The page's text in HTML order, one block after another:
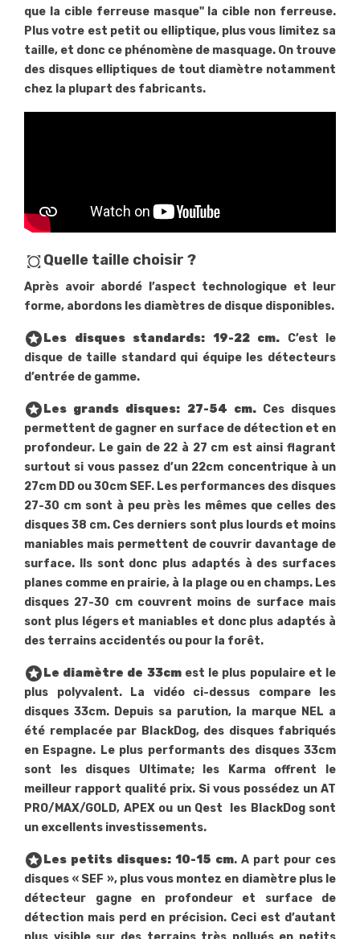
que la cible ferreuse masque" la cible non ferreuse.
Plus votre est petit ou elliptique, plus vous limitez sa
taille, et donc ce phénomène de masquage. On trouve
des disques elliptiques de tout diamètre notamment
chez la plupart des fabricants.
all_outQuelle taille choisir ?
Après avoir abordé l’aspect technologique et leur
forme, abordons les diamètres de disque disponibles.
stars Les disques standards: 19-22 cm. C’est le
disque de taille standard qui équipe les détecteurs
d’entrée de gamme.
stars Les grands disques: 27-54 cm.Ces disques
permettent de gagner en surface de détection et en
profondeur. Le gain de 22 à 27 cm est ainsi flagrant
surtout si vous passez d’un 22cm concentrique à un
27cm DD ou 30cm SEF. Les performances des disques
27-30 cm sont à peu près les mêmes que celles des
disques 38 cm. Ces derniers sont plus lourds et moins
maniables mais permettent de couvrir davantage de
surface. Ils sont donc plus adaptés à des surfaces
planes comme en prairie, à la plage ou en champs. Les
disques 27-30 cm couvrent moins de surface mais
sont plus légers et maniables et donc plus adaptés à
des terrains accidentés ou pour la forêt.
stars Le diamètre de 33cmest le plus populaire et le
plus polyvalent. La vidéo ci-dessus compare les
disques 33cm. Depuis sa parution, la marque NEL a
été remplacée par BlackDog, des disques fabriqués
en Espagne. Le plus performants des disques 33cm
sont les disques Ultimate; les Karma offrent le
meilleur rapport qualité prix. Si vous possédez un AT
PRO/MAX/GOLD, APEX ou un Qest les BlackDog sont
un excellents investissements.
stars Les petits disques: 10-15 cm. A part pour ces
disques « SEF », plus vous montez en diamètre plus le
détecteur gagne en profondeur et surface de
détection mais perd en précision. Ceci est d’autant